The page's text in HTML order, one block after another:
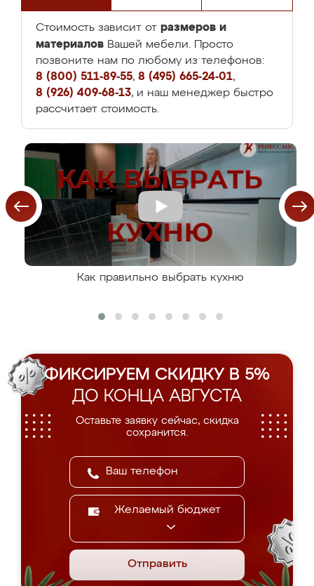
Стоимость зависит от размеров и
материалов Вашей мебели. Просто
позвоните нам по любому из телефонов:
8 (800) 511-89-55, 8 (495) 665-24-01,
8 (926) 409-68-13, и наш менеджер быстро
рассчитает стоимость.
Как правильно выбрать кухню
ФИКСИРУЕМ СКИДКУ В 5%
ДО КОНЦА АВГУСТА
Оставьте заявку сейчас, скидка
сохранится.
Желаемый бюджет
Отправить